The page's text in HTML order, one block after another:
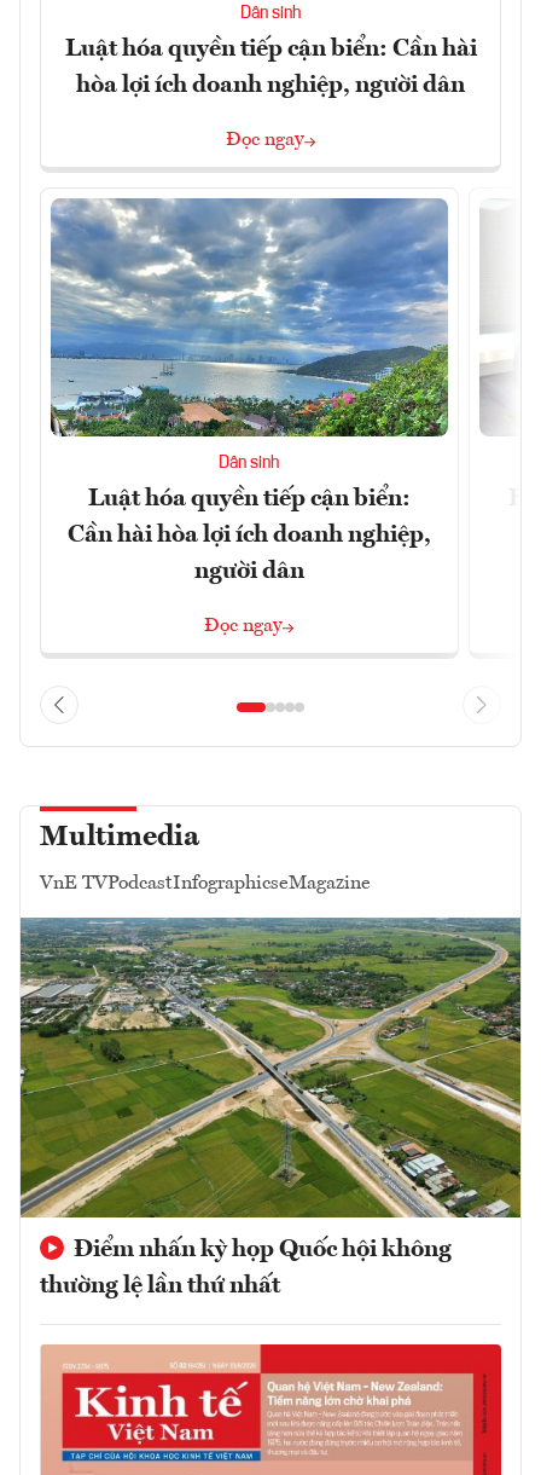
Dân sinh
Luật hóa quyền tiếp cận biển: Cần hài
hòa lợi ích doanh nghiệp, người dân
Đọc ngay
Dân sinh
Luật hóa quyền tiếp cận biển:
Cần hài hòa lợi ích doanh nghiệp,
người dân
Đọc ngay
Multimedia
VnE TVPodcastInfographicseMagazine
Điểm nhấn kỳ họp Quốc hội không
thường lệ lần thứ nhất